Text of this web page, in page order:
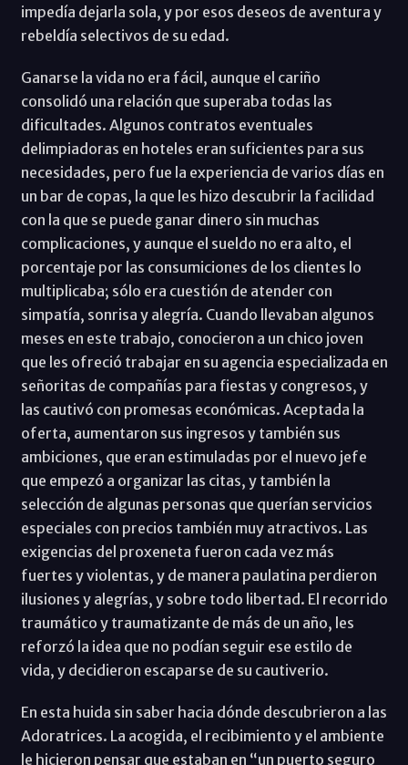
impedía dejarla sola, y por esos deseos de aventura y
rebeldía selectivos de su edad.
Ganarse la vida no era fácil, aunque el cariño
consolidó una relación que superaba todas las
dificultades. Algunos contratos eventuales
delimpiadoras en hoteles eran suficientes para sus
necesidades, pero fue la experiencia de varios días en
un bar de copas, la que les hizo descubrir la facilidad
con la que se puede ganar dinero sin muchas
complicaciones, y aunque el sueldo no era alto, el
porcentaje por las consumiciones de los clientes lo
multiplicaba; sólo era cuestión de atender con
simpatía, sonrisa y alegría. Cuando llevaban algunos
meses en este trabajo, conocieron a un chico joven
que les ofreció trabajar en su agencia especializada en
señoritas de compañías para fiestas y congresos, y
las cautivó con promesas económicas. Aceptada la
oferta, aumentaron sus ingresos y también sus
ambiciones, que eran estimuladas por el nuevo jefe
que empezó a organizar las citas, y también la
selección de algunas personas que querían servicios
especiales con precios también muy atractivos. Las
exigencias del proxeneta fueron cada vez más
fuertes y violentas, y de manera paulatina perdieron
ilusiones y alegrías, y sobre todo libertad. El recorrido
traumático y traumatizante de más de un año, les
reforzó la idea que no podían seguir ese estilo de
vida, y decidieron escaparse de su cautiverio.
En esta huida sin saber hacia dónde descubrieron a las
Adoratrices. La acogida, el recibimiento y el ambiente
le hicieron pensar que estaban en “un puerto seguro